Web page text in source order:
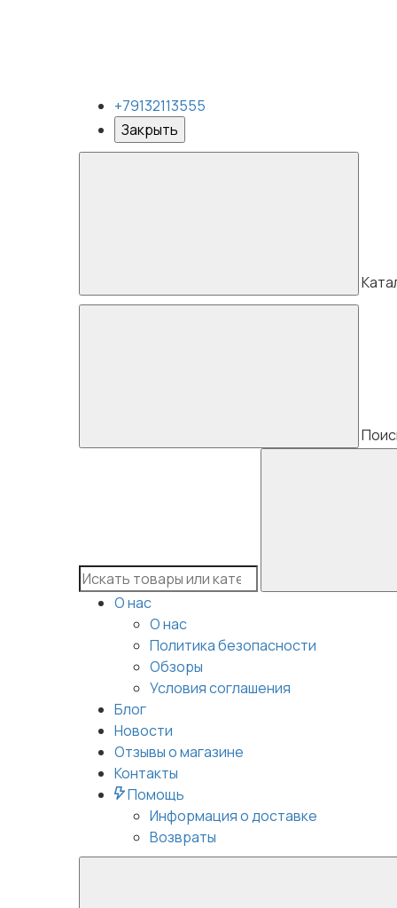
+79132113555
Закрыть
О нас
О нас
Политика безопасности
Обзоры
Условия соглашения
Блог
Новости
Отзывы о магазине
Контакты
Помощь
Информация о доставке
Возвраты